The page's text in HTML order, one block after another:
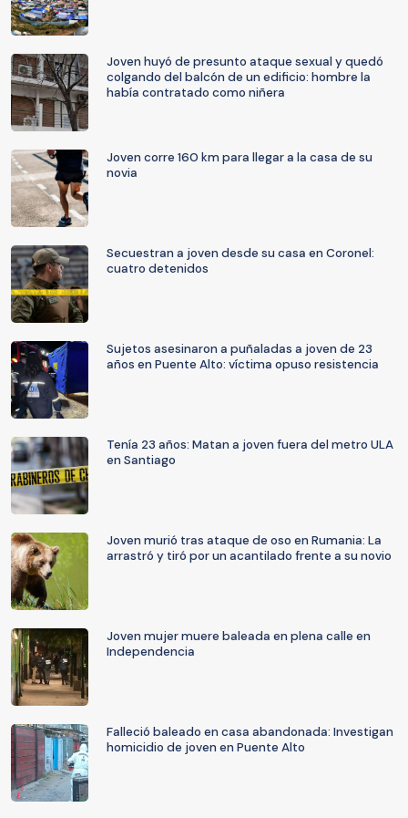
Joven huyó de presunto ataque sexual y quedó
colgando del balcón de un edificio: hombre la
había contratado como niñera
Joven corre 160 km para llegar a la casa de su
novia
Secuestran a joven desde su casa en Coronel:
cuatro detenidos
Sujetos asesinaron a puñaladas a joven de 23
años en Puente Alto: víctima opuso resistencia
Tenía 23 años: Matan a joven fuera del metro ULA
en Santiago
Joven murió tras ataque de oso en Rumania: La
arrastró y tiró por un acantilado frente a su novio
Joven mujer muere baleada en plena calle en
Independencia
Falleció baleado en casa abandonada: Investigan
homicidio de joven en Puente Alto